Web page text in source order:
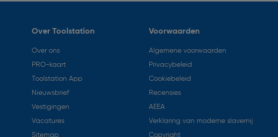
Over Toolstation
Over ons
PRO-kaart
Toolstation App
Nieuwsbrief
Vestigingen
Vacatures
Sitemap
Voorwaarden
Algemene voorwaarden
Privacybeleid
Cookiebeleid
Recensies
AEEA
Verklaring van moderne slavernij
Copyright